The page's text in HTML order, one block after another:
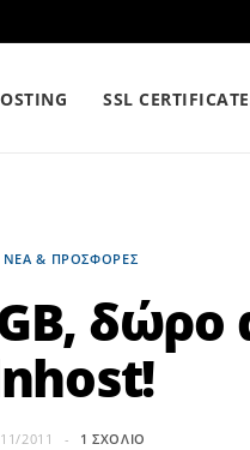
SSL
ΝΕΑ & ΠΡΟΣΦΟΡΕΣ
δώρο
2011 1 ΣΧΌΛΙΟ